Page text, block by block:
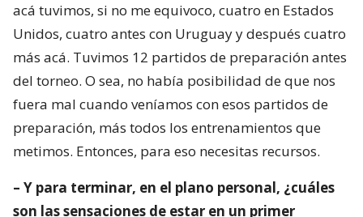
acá tuvimos, si no me equivoco, cuatro en Estados
Unidos, cuatro antes con Uruguay y después cuatro
más acá. Tuvimos 12 partidos de preparación antes
del torneo. O sea, no había posibilidad de que nos
fuera mal cuando veníamos con esos partidos de
preparación, más todos los entrenamientos que
metimos. Entonces, para eso necesitas recursos.
– Y para terminar, en el plano personal, ¿cuáles
son las sensaciones de estar en un primer